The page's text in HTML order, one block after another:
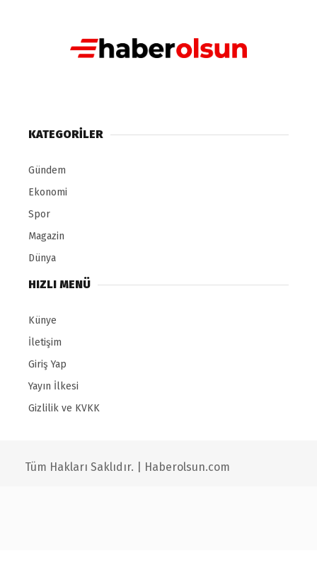
KATEGORILER
Gündem
Ekonomi
Spor
Magazin
Dünya
HIZLI MENÜ
Künye
İletişim
Giriş Yap
Yayın İlkesi
Gizlilik ve KVKK
Tüm Hakları Saklıdır. | Haberolsun.com